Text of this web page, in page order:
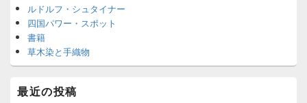
ルドルフ・シュタイナー
四国パワー・スポット
書籍
草木染と手織物
最近の投稿